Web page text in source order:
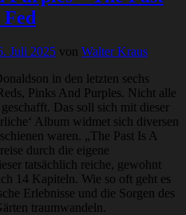
Juli 2025 von Walter Kraus
in den letzten sechs
Pinks And Purples. Nicht alle
Das soll sich mit dieser
Album widmet sich diversen
waren. „The Past Is A
durch die eigene
tatsächlich reiche, gewohnt
14 Kapiteln. Wie so oft geht es
Erlebnisse und die Sorgen des
traumwandeln.